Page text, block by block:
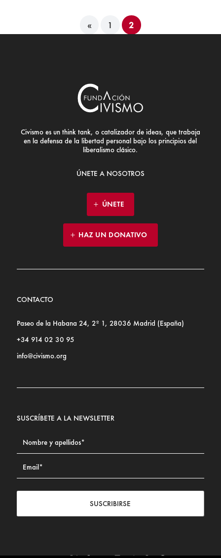
« 1 2
Civismo es un think tank, o catalizador de ideas, que trabaja
en la defensa de la libertad personal bajo los principios del
liberalismo clásico.
ÚNETE A NOSOTROS
ÚNETE
HAZ UN DONATIVO
CONTACTO
Paseo de la Habana 24, 2º 1, 28036 Madrid (España)
+34 914 02 30 95
info@civismo.org
SUSCRÍBETE A LA NEWSLETTER
SUSCRIBIRSE